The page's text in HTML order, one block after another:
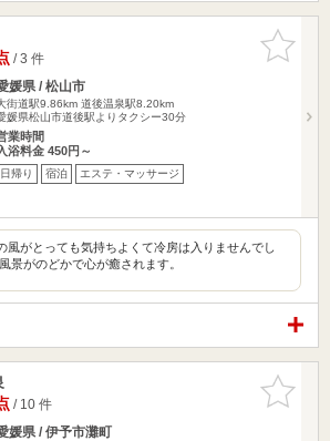
お気に入
りに追加
/ 3 件
媛県 / 松山市
街道駅9.86km 道後温泉駅8.20km
媛県松山市道後駅よりタクシー30分
業時間
浴料金 450円～
日帰り 宿泊 エステ・マッサージ
風がとっても気持ちよくて冷房は入りませんでし
景がのどかで心が癒されます。
お気に入
りに追加
/ 10 件
媛県 / 伊予市灘町